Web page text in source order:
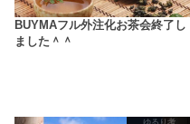
BUYMAフル外注化お茶会終了し
ました＾＾